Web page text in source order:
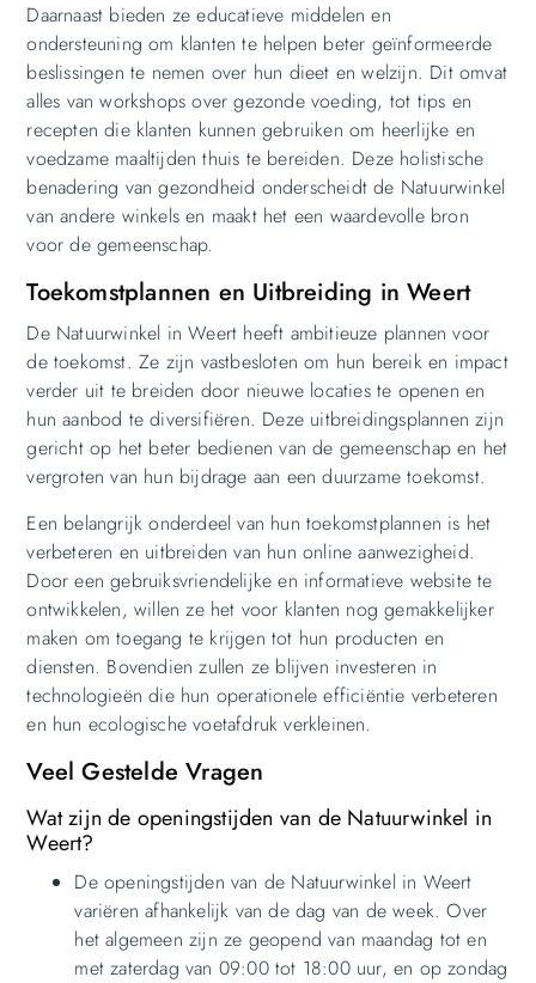
Daarnaast bieden ze educatieve middelen en
ondersteuning om klanten te helpen beter geïnformeerde
beslissingen te nemen over hun dieet en welzijn. Dit omvat
alles van workshops over gezonde voeding, tot tips en
recepten die klanten kunnen gebruiken om heerlijke en
voedzame maaltijden thuis te bereiden. Deze holistische
benadering van gezondheid onderscheidt de Natuurwinkel
van andere winkels en maakt het een waardevolle bron
voor de gemeenschap.
Toekomstplannen en Uitbreiding in Weert
De Natuurwinkel in Weert heeft ambitieuze plannen voor
de toekomst. Ze zijn vastbesloten om hun bereik en impact
verder uit te breiden door nieuwe locaties te openen en
hun aanbod te diversifiëren. Deze uitbreidingsplannen zijn
gericht op het beter bedienen van de gemeenschap en het
vergroten van hun bijdrage aan een duurzame toekomst.
Een belangrijk onderdeel van hun toekomstplannen is het
verbeteren en uitbreiden van hun online aanwezigheid.
Door een gebruiksvriendelijke en informatieve website te
ontwikkelen, willen ze het voor klanten nog gemakkelijker
maken om toegang te krijgen tot hun producten en
diensten. Bovendien zullen ze blijven investeren in
technologieën die hun operationele efficiëntie verbeteren
en hun ecologische voetafdruk verkleinen.
Veel Gestelde Vragen
Wat zijn de openingstijden van de Natuurwinkel in
Weert?
De openingstijden van de Natuurwinkel in Weert
variëren afhankelijk van de dag van de week. Over
het algemeen zijn ze geopend van maandag tot en
met zaterdag van 09:00 tot 18:00 uur, en op zondag